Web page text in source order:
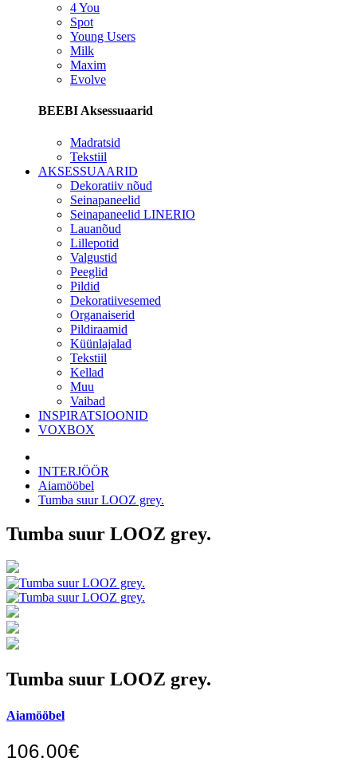
4 You
Spot
Young Users
Milk
Maxim
Evolve
BEEBI Aksessuaarid
Madratsid
Tekstiil
AKSESSUAARID
Dekoratiiv nõud
Seinapaneelid
Seinapaneelid LINERIO
Lauanõud
Lillepotid
Valgustid
Peeglid
Pildid
Dekoratiivesemed
Organaiserid
Pildiraamid
Küünlajalad
Tekstiil
Kellad
Muu
Vaibad
INSPIRATSIOONID
VOXBOX
INTERJÖÖR
Aiamööbel
Tumba suur LOOZ grey.
Tumba suur LOOZ grey.
Tumba suur LOOZ grey.
Aiamööbel
106.00€